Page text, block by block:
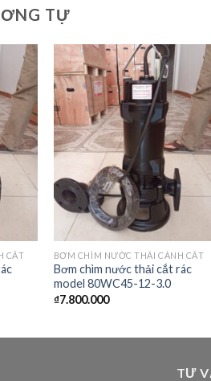
TỰ
CẮT BƠM CHÌM NƯỚC THẢI CÁNH CẮT
Bơm chìm nước thải cắt rác
model 80WC45-12-3.0
₫7.800.000
TƯ